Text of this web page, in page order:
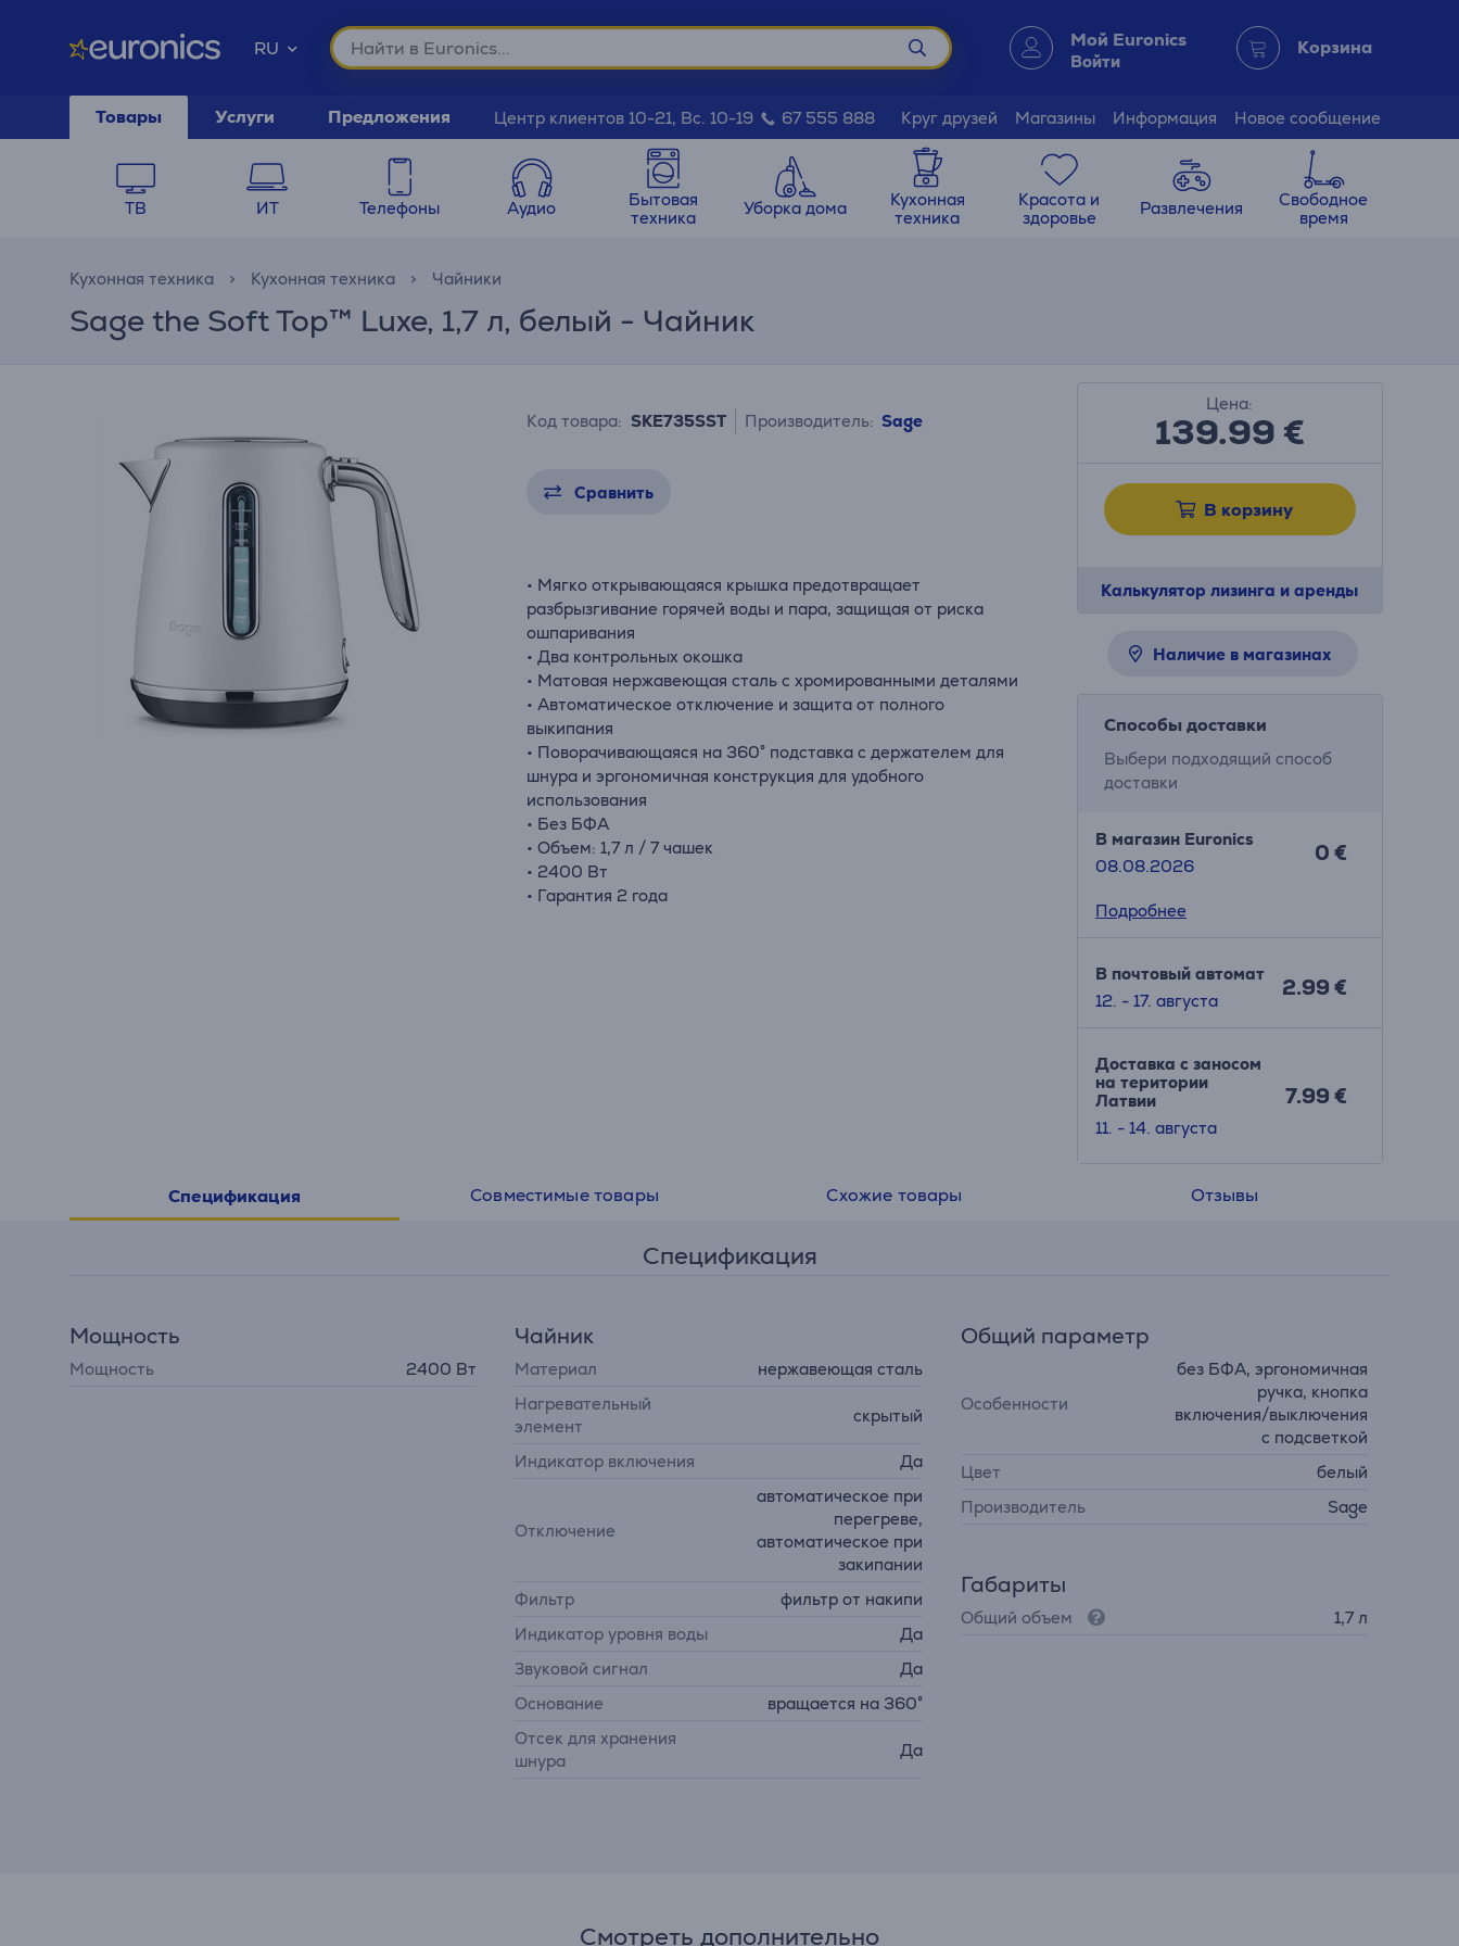
RU Мой Euronics
Войти
Корзина
Товары Услуги Предложения Центр клиентов 10-21, Вс. 10-19 67 555 888 Круг друзей Магазины Информация Новое сообщение
ТВ ИТ Телефоны Аудио
Бытовая
техника
Уборка дома
Кухонная
техника
Красота и
здоровье
Развлечения
Свободное
время
Кухонная техника Кухонная техника Чайники
Sage the Soft Top™ Luxe, 1,7 л, белый - Чайник
Код товара: SKE735SST Производитель: Sage
Сравнить
• Мягко открывающаяся крышка предотвращает
разбрызгивание горячей воды и пара, защищая от риска
ошпаривания
• Два контрольных окошка
• Матовая нержавеющая сталь с хромированными деталями
• Автоматическое отключение и защита от полного
выкипания
• Поворачивающаяся на 360° подставка с держателем для
шнура и эргономичная конструкция для удобного
использования
• Без БФА
• Объем: 1,7 л / 7 чашек
• 2400 Вт
• Гарантия 2 года
Цена:
139.99€
В корзину
Калькулятор лизинга и аренды
Наличие в магазинах
Способы доставки
Выбери подходящий способ
доставки
В магазин Euronics
08.08.2026
0 €
Подробнее
В почтовый автомат
12. - 17. августа
2.99 €
Доставка с заносом
на територии
Латвии
11. - 14. августа
7.99 €
Спецификация Совместимые товары Схожие товары Отзывы
Спецификация
Мощность
Мощность 2400 Вт
Чайник
Материал
нержавеющая сталь
Нагревательный
элемент
cкрытый
Индикатор включения Да
Отключение
автоматическое при
перегреве,
автоматическое при
закипании
Фильтр
фильтр от накипи
Индикатор уровня воды
Да
Звуковой сигнал
Да
Основание
вращается на 360°
Отсек для хранения
шнура
Да
Общий параметр
Особенности
без БФА, эргономичная
ручка, кнопка
включения/выключения
с подсветкой
Цвет
белый
Производитель
Sage
Габариты
Общий объем 1,7 л
Смотреть дополнительно